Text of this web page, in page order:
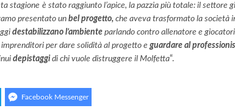
stagione è stato raggiunto l’apice, la pazzia più totale: il settore
presentato un bel progetto, che aveva trasformato la società
destabilizzano l’ambiente parlando contro allenatore e
per dare solidità al progetto e guardare al
depistaggi di chi vuole distruggere il Molfetta“.
Facebook Messenger